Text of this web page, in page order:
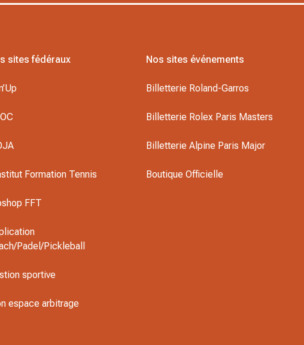
sites fédéraux
Formation Tennis
FFT
Padel/Pickleball
sportive
espace arbitrage
Nos sites événements
Billetterie Roland-Garros
Billetterie Rolex Paris Masters
Billetterie Alpine Paris Major
Boutique Officielle